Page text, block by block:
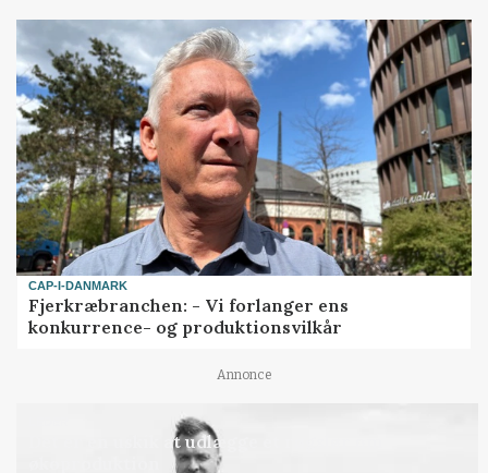
CAP-I-DANMARK
Fjerkræbranchen: - Vi forlanger ens
konkurrence- og produktionsvilkår
Annonce
Det er en uskik at udlægge et røgslør om